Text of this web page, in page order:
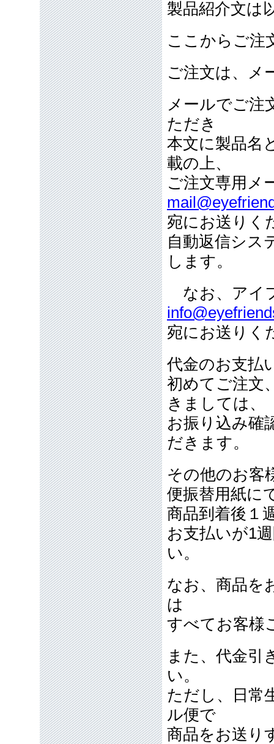
製品紹介文は
ここからご注
ご注文は、メ
メールでご注
ただき
本文に製品名
載の上、
ご注文専用
宛にお送りく
自動返信シス
します。
なお、アイ
宛にお送りく
代金のお支払
初めてご注文
きましては、
お振り込み確
だきます。
その他のお客
便振替用紙に
商品到着後１
お支払いが1
い。
なお、商品を
は
すべてお客様
また、代金引
い。
ただし、日常
ル便で
商品をお送り